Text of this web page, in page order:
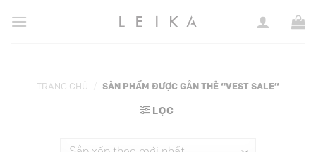
đến
TRANG CHỦ SẢN PHẨM ĐƯỢC GẮN THẺ “VEST SALE”
LỌC